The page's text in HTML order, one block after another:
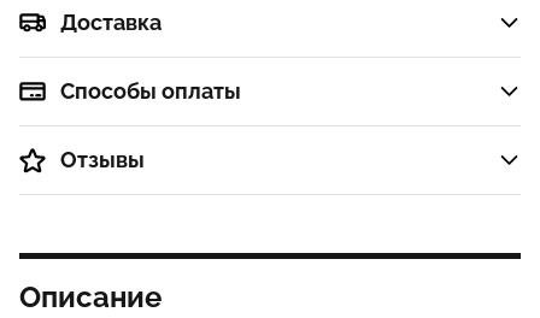
Доставка
Способы оплаты
Отзывы
Описание